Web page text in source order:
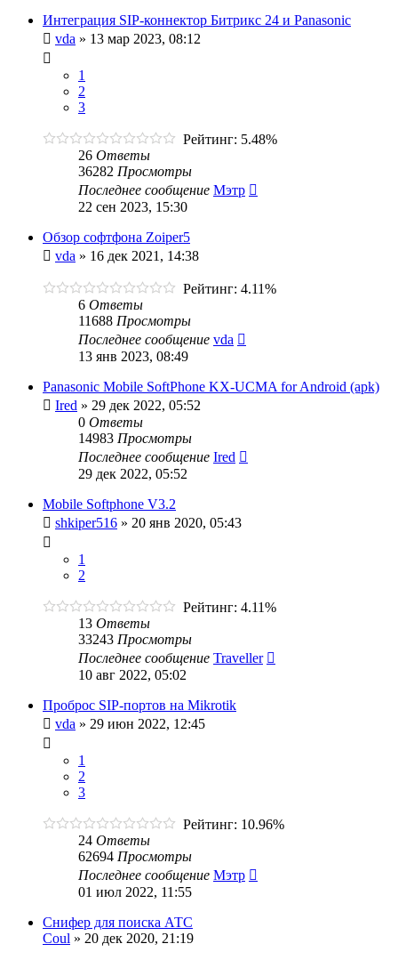
Интеграция SIP-коннектор Битрикс 24 и Panasonic
vda » 13 мар 2023, 08:12
1
2
3
Рейтинг: 5.48%
26 Ответы
36282 Просмотры
Последнее сообщение Мэтр
22 сен 2023, 15:30
Обзор софтфона Zoiper5
vda » 16 дек 2021, 14:38
Рейтинг: 4.11%
6 Ответы
11688 Просмотры
Последнее сообщение vda
13 янв 2023, 08:49
Panasonic Mobile SoftPhone KX-UCMA for Android (apk)
Ired » 29 дек 2022, 05:52
0 Ответы
14983 Просмотры
Последнее сообщение Ired
29 дек 2022, 05:52
Mobile Softphone V3.2
shkiper516 » 20 янв 2020, 05:43
1
2
Рейтинг: 4.11%
13 Ответы
33243 Просмотры
Последнее сообщение Traveller
10 авг 2022, 05:02
Проброс SIP-портов на Mikrotik
vda » 29 июн 2022, 12:45
1
2
3
Рейтинг: 10.96%
24 Ответы
62694 Просмотры
Последнее сообщение Мэтр
01 июл 2022, 11:55
Снифер для поиска АТС
Coul » 20 дек 2020, 21:19